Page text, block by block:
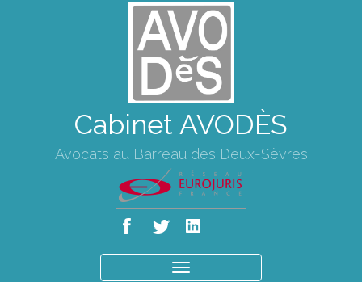
Cabinet AVODÈS
Avocats au Barreau des Deux-Sèvres